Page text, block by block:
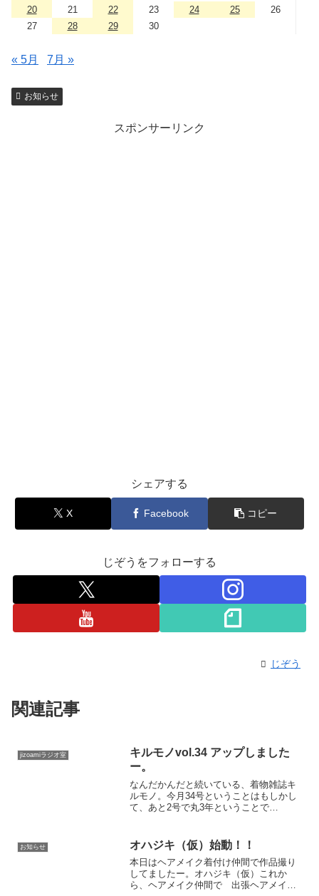
20 21 22 23 24 25
26
27
28 29 30
« 5月 7月 »
お知らせ
スポンサーリンク
シェアする
X Facebook コピー
じぞうをフォローする
じぞう
関連記事
jizoamiラジオ室
キルモノvol.34 アップしました
ー。
なんだかんだと続いている、着物雑誌キ
ルモノ。今月34号ということはもしかし
て、あと2号で丸3年ということで
ルモノでは多分2回目の袴特集。なんで袴
特集あんまりやらないか...
お知らせ オハジキ（仮）始動！！
本日はヘアメイク着付け仲間で作品撮り
してましたー。オハジキ（仮）これか
ら、ヘアメイク仲間で 出張ヘアメイク